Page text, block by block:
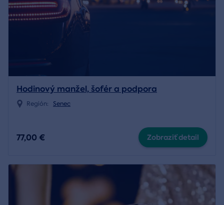
Hodinový manžel, šofér a podpora
Región: Senec
77,00 € Zobraziť detail